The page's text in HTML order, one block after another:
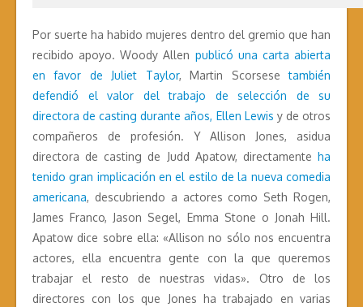
Por suerte ha habido mujeres dentro del gremio que han
recibido apoyo. Woody Allen publicó una carta abierta
en favor de Juliet Taylor, Martin Scorsesetambién
defendió el valor del trabajo de selección de su
directora de casting durante años, Ellen Lewis y de otros
compañeros de profesión. Y Allison Jones, asidua
directora de casting de Judd Apatow, directamente ha
tenido gran implicación en el estilo de la nueva comedia
americana, descubriendo a actores como Seth Rogen,
James Franco, Jason Segel, Emma Stone o Jonah Hill.
Apatow dice sobre ella: «Allison no sólo nos encuentra
actores, ella encuentra gente con la que queremos
trabajar el resto de nuestras vidas». Otro de los
directores con los que Jones ha trabajado en varias